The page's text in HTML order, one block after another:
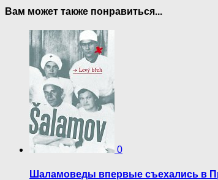
Вам может также понравиться...
0
Шаламоведы впервые съехались в